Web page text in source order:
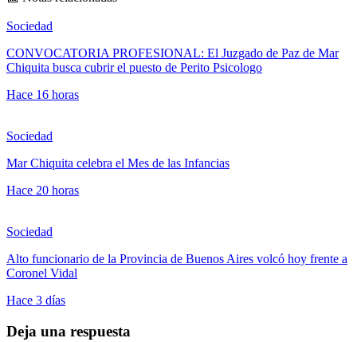
Sociedad
CONVOCATORIA PROFESIONAL: El Juzgado de Paz de Mar
Chiquita busca cubrir el puesto de Perito Psicologo
Hace 16 horas
Sociedad
Mar Chiquita celebra el Mes de las Infancias
Hace 20 horas
Sociedad
Alto funcionario de la Provincia de Buenos Aires volcó hoy frente a
Coronel Vidal
Hace 3 días
Deja una respuesta